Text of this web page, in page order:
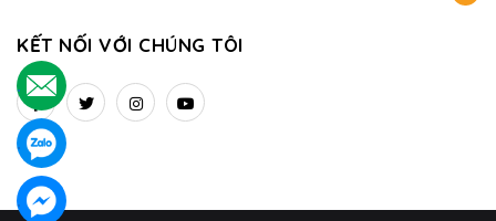
KẾT NỐI VỚI CHÚNG TÔI
.
.
.